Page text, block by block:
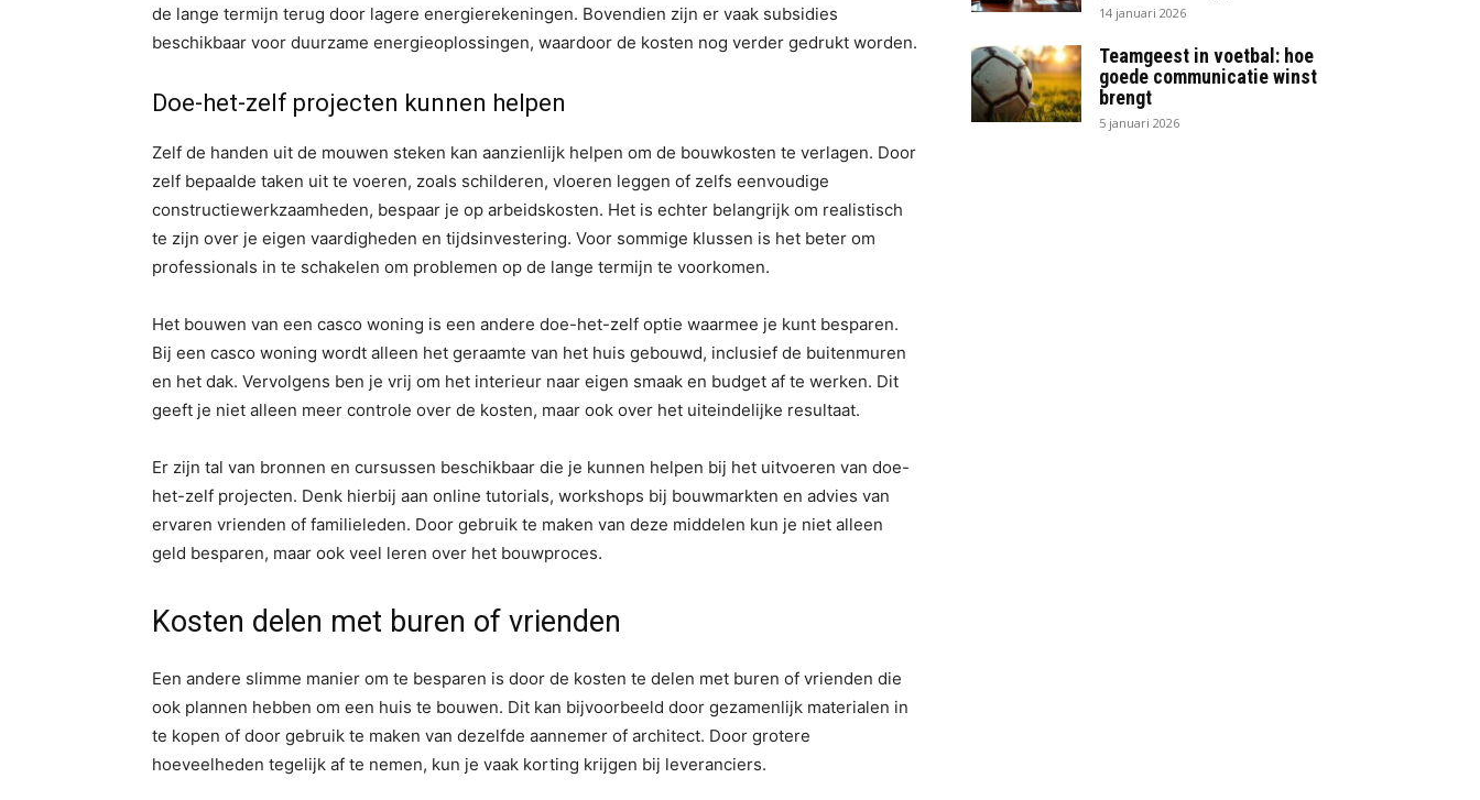
de lange termijn terug door lagere energierekeningen. Bovendien zijn er vaak subsidies
beschikbaar voor duurzame energieoplossingen, waardoor de kosten nog verder gedrukt worden.
Doe-het-zelf projecten kunnen helpen
Zelf de handen uit de mouwen steken kan aanzienlijk helpen om de bouwkosten te verlagen. Door
zelf bepaalde taken uit te voeren, zoals schilderen, vloeren leggen of zelfs eenvoudige
constructiewerkzaamheden, bespaar je op arbeidskosten. Het is echter belangrijk om realistisch
te zijn over je eigen vaardigheden en tijdsinvestering. Voor sommige klussen is het beter om
professionals in te schakelen om problemen op de lange termijn te voorkomen.
Het bouwen van een casco woning is een andere doe-het-zelf optie waarmee je kunt besparen.
Bij een casco woning wordt alleen het geraamte van het huis gebouwd, inclusief de buitenmuren
en het dak. Vervolgens ben je vrij om het interieur naar eigen smaak en budget af te werken. Dit
geeft je niet alleen meer controle over de kosten, maar ook over het uiteindelijke resultaat.
Er zijn tal van bronnen en cursussen beschikbaar die je kunnen helpen bij het uitvoeren van doe-
het-zelf projecten. Denk hierbij aan online tutorials, workshops bij bouwmarkten en advies van
ervaren vrienden of familieleden. Door gebruik te maken van deze middelen kun je niet alleen
geld besparen, maar ook veel leren over het bouwproces.
Kosten delen met buren of vrienden
Een andere slimme manier om te besparen is door de kosten te delen met buren of vrienden die
ook plannen hebben om een huis te bouwen. Dit kan bijvoorbeeld door gezamenlijk materialen in
te kopen of door gebruik te maken van dezelfde aannemer of architect. Door grotere
hoeveelheden tegelijk af te nemen, kun je vaak korting krijgen bij leveranciers.
14 januari 2026
Teamgeest in voetbal: hoe
goede communicatie winst
brengt
5 januari 2026